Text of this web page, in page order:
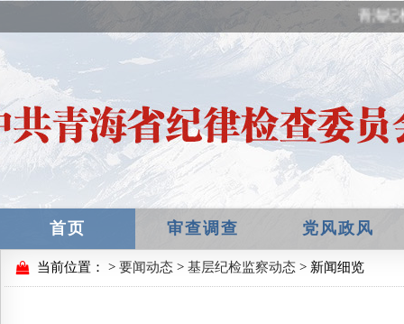
青海纪
首页 审查调查 党风政风
当前位置： > 要闻动态 > 基层纪检监察动态 > 新闻细览